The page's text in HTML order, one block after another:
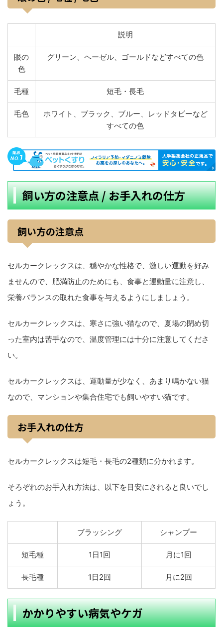
説明
眼の
色
グリーン、ヘーゼル、ゴールドなどすべての色
毛種 短毛・長毛
毛色
ホワイト、ブラック、ブルー、レッドタビーなど
すべての色
飼い方の注意点 / お手入れの仕方
飼い方の注意点
セルカークレックスは、穏やかな性格で、激しい運動を好み
ませんので、肥満防止のためにも、食事と運動量に注意し、
栄養バランスの取れた食事を与えるようにしましょう。
セルカークレックスは、寒さに強い猫なので、夏場の閉め切
った室内は苦手なので、温度管理には十分に注意してくださ
い。
セルカークレックスは、運動量が少なく、あまり鳴かない猫
なので、マンションや集合住宅でも飼いやすい猫です。
お手入れの仕方
セルカークレックスは短毛・長毛の2種類に分かれます。
そろぞれのお手入れ方法は、以下を目安にされると良いでし
ょう。
ブラッシング シャンプー
短毛種 1日1回 月に1回
長毛種 1日2回 月に2回
かかりやすい病気やケガ